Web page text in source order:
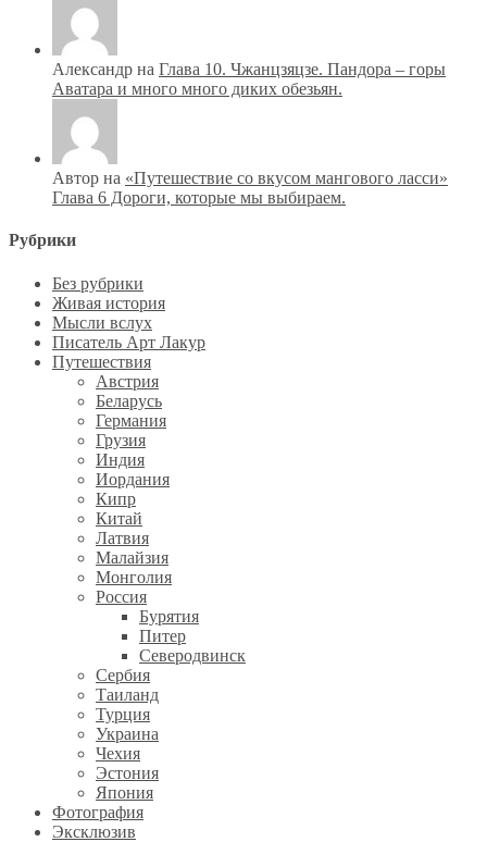
Александр на Глава 10. Чжанцзяцзе. Пандора – горы
Аватара и много много диких обезьян.
Автор на «Путешествие со вкусом мангового ласси»
Глава 6 Дороги, которые мы выбираем.
Рубрики
Без рубрики
Живая история
Мысли вслух
Писатель Арт Лакур
Путешествия
Австрия
Беларусь
Германия
Грузия
Индия
Иордания
Кипр
Китай
Латвия
Малайзия
Монголия
Россия
Бурятия
Питер
Северодвинск
Сербия
Таиланд
Турция
Украина
Чехия
Эстония
Япония
Фотография
Эксклюзив